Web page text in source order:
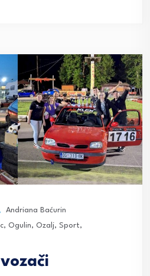
Andriana Baćurin
, Ogulin, Ozalj, Sport,